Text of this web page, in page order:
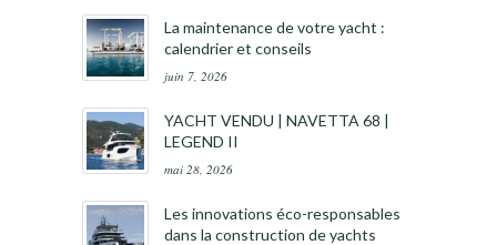
La maintenance de votre yacht :
calendrier et conseils
juin 7, 2026
YACHT VENDU | NAVETTA 68 |
LEGEND II
mai 28, 2026
Les innovations éco-responsables
dans la construction de yachts